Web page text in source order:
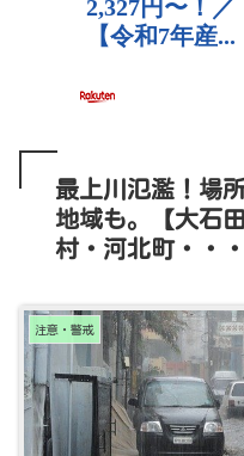
最上川氾濫！場
地域も。【大石
村・河北町・・・
注意・警戒